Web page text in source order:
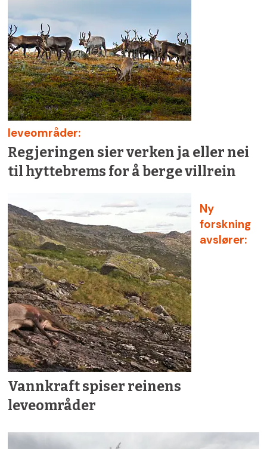
bebygd areal i Norge 5 694 km2 (1,8 %
av landarealet).
987 km2 landareal er satt av til
byggeområder for fritidsbolig, 453
km2 er satt av til byggeområde for
bolig, mens 726 km2 er satt av til ulike
former for næringsareal.
354 km2 av arealreserven er lokalisert
Samlet planlagt utbygging på myr er
164 km2.
85 km2 av de planlagte
utbyggingsarealene er lokalisert i
potensielt tilgjengelige deler av 100-
metersbeltet i strandsonen langs sjø.
37 km2 av det planlagte
utbyggingsarealet er lokalisert i
områder som er viktige for å bevare
store bestander av ville fuglearter,
såkalte «Important Bird Areas».
leveområder:
Regjeringen sier verken ja eller nei
til hyttebrems for å berge villrein
Ny
forskning
avslører:
Vannkraft spiser reinens
leveområder